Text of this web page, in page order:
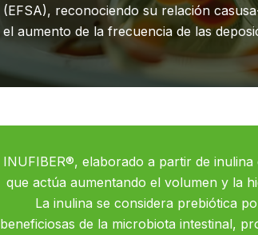
(EFSA), reconociendo su relación
el aumento de la frecuencia de las
INUFIBER®, elaborado a partir de
que actúa aumentando el volumen y la
La inulina se considera prebiótica
beneficiosas de la microbiota intestinal,